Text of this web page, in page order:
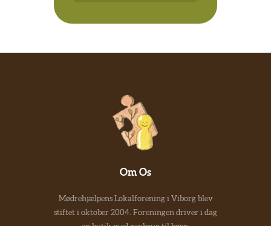
Om Os
Mødrehjælpens Lokalforening i Viborg blev
stiftet i oktober 2004. Foreningen driver i dag